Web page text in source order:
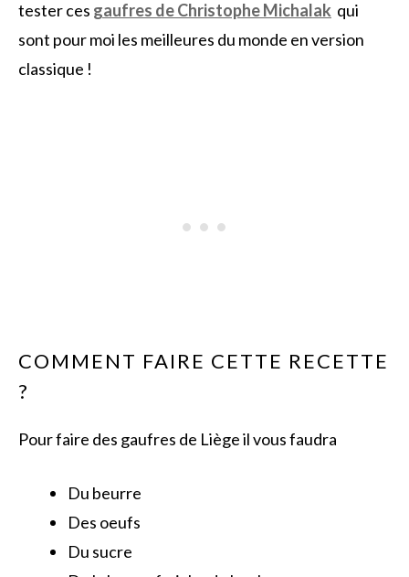
tester ces gaufres de Christophe Michalak qui
sont pour moi les meilleures du monde en version
classique !
COMMENT FAIRE CETTE RECETTE
?
Pour faire des gaufres de Liège il vous faudra
Du beurre
Des oeufs
Du sucre